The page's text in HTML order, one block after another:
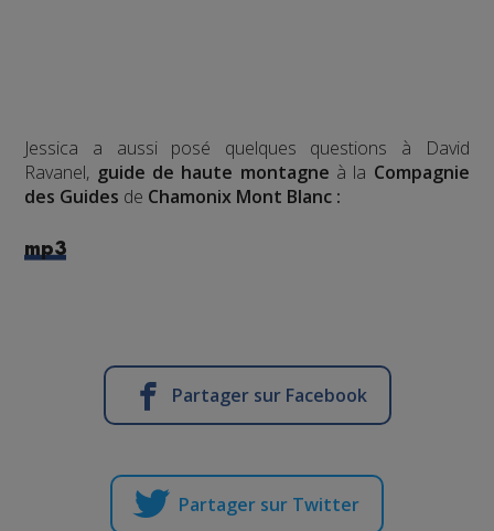
Jessica a aussi posé quelques questions à David
Ravanel, guide de haute montagne à la Compagnie
des Guides de Chamonix Mont Blanc :
mp3
Partager sur Facebook
Partager sur Twitter